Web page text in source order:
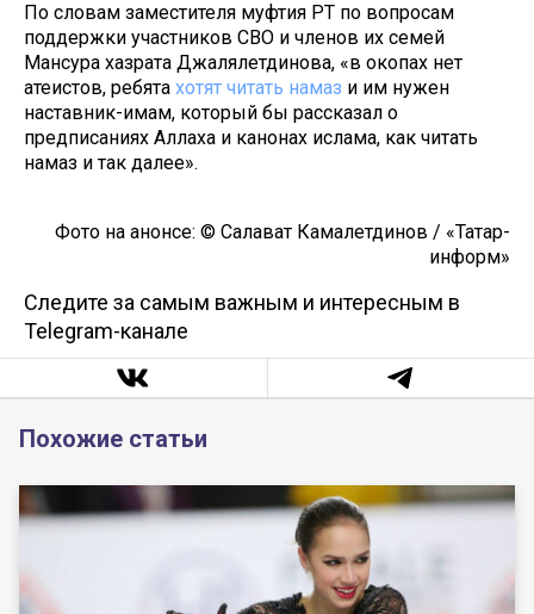
По словам заместителя муфтия РТ по вопросам
поддержки участников СВО и членов их семей
Мансура хазрата Джалялетдинова, «в окопах нет
атеистов, ребята хотят читать намаз и им нужен
наставник-имам, который бы рассказал о
предписаниях Аллаха и канонах ислама, как читать
намаз и так далее».
Фото на анонсе: © Салават Камалетдинов / «Татар-
информ»
Следите за самым важным и интересным в
Telegram-канале
Похожие статьи